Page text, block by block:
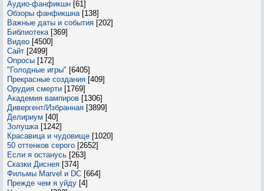
Аудио-фанфикшн [61]
Обзоры фанфикшна [138]
Важные даты и события [202]
Библиотека [369]
Видео [4500]
Сайт [2499]
Опросы [172]
"Голодные игры" [6405]
Прекрасные создания [409]
Орудия смерти [1769]
Академия вампиров [1306]
Дивергент/Избранная [3899]
Делириум [40]
Золушка [1242]
Красавица и чудовище [1020]
50 оттенков серого [2652]
Если я останусь [263]
Сказки Диснея [374]
Фильмы Marvel и DC [664]
Прежде чем я уйду [4]